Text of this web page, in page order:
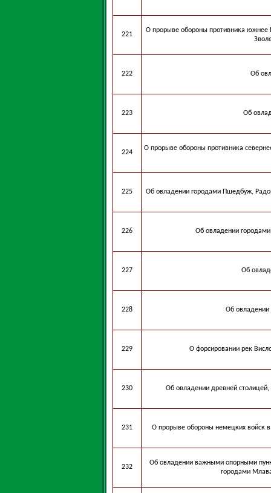
221
О прорыве обороны противника южнее
222 Об
223 Об
224
О прорыве обороны противника
225 Об овладении городами Пшедбуж,
226 Об овладении
227 Об
228 Об овладении
229 О форсировании рек
230 Об овладении древней
231 О прорыве обороны немецких войск в
232
Об овладении важными опорными
городами